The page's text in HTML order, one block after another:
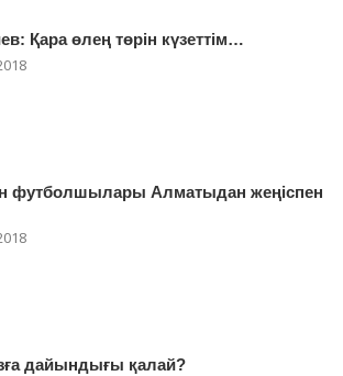
Қара өлең төрін күзеттім…
футболшылары Алматыдан жеңіспен
дайындығы қалай?